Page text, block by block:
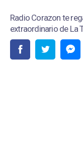
Radio Corazon te
extraordinario de La